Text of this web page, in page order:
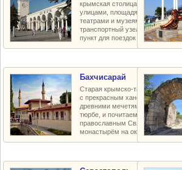
крымская столица с красивыми
улицами, площадями и парками,
театрами и музеями, крупный
транспортный узел и
пункт для поездок по региону
Бахчисарай
Старая крымско-татарская
с прекрасным ханским дворцом,
древними мечетями и
тюрбе, и почитаемым
православным Свято-
монастырём на окраине города